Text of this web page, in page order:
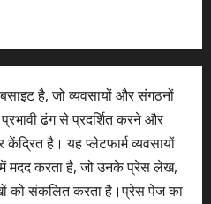
है, जो व्यवसायों और संगठनों
ढंग से प्रदर्शित करने और
है। यह प्लेटफार्म व्यवसायों
मदद करता है, जो उनके प्रेस लेख,
को संकलित करता है।प्रेस पेज का